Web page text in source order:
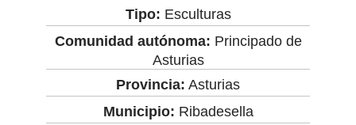
Tipo: Esculturas
Comunidad autónoma: Principado de
Asturias
Provincia: Asturias
Municipio: Ribadesella